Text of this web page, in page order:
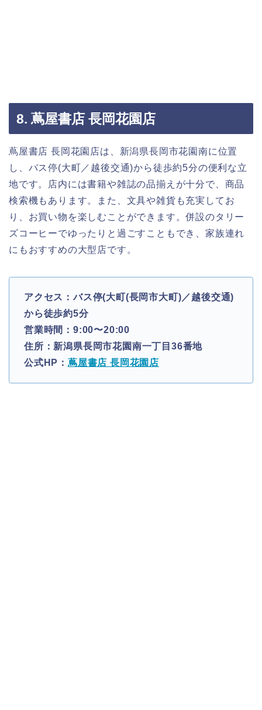
8. 蔦屋書店 長岡花園店
蔦屋書店 長岡花園店は、新潟県長岡市花園南に位置
し、バス停(大町／越後交通)から徒歩約5分の便利な立
地です。店内には書籍や雑誌の品揃えが十分で、商品
検索機もあります。また、文具や雑貨も充実してお
り、お買い物を楽しむことができます。併設のタリー
ズコーヒーでゆったりと過ごすこともでき、家族連れ
にもおすすめの大型店です。
アクセス：バス停(大町(長岡市大町)／越後交通)
から徒歩約5分
営業時間：9:00〜20:00
住所：新潟県長岡市花園南一丁目36番地
公式HP： 蔦屋書店 長岡花園店